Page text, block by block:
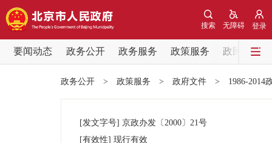
登录
无障碍
搜索
要闻动态 政务公开 政务服务 政策服务
政民互动
党中央精神
政务公开 > 政策服务 > 政府文件 > 1986-2014
[发文字号] 京政办发 〔2000〕 21号
[有效性] 现行有效